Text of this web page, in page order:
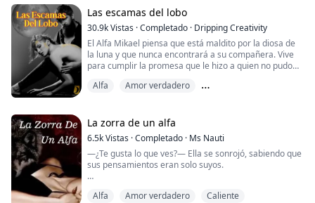
sus pesadillas se convierten en realidad,
descontrolando su vida.
Es empujada a una nueva vida donde sus pesadillas se
vu...
Las escamas del lobo
30.9kVistas ·Completado · Dripping Creativity
El Alfa Mikael piensa que está maldito por la diosa de
la luna y que nunca encontrará a su compañera. Vive
para cumplir la promesa que le hizo a quien no pudo
acepta. El agente debe investigar la desaparición de un
oficial de policía. Mikael no sabe qu...
Alfa
Amor verdadero
La zorra de un alfa
6.5kVistas ·Completado · Ms Nauti
—¿Te gusta lo que ves?— Ella se sonrojó, sabiendo que
sus pensamientos eran solo suyos.
pensamientos nublados por el alcohol.
Alfa Amor verdadero Caliente